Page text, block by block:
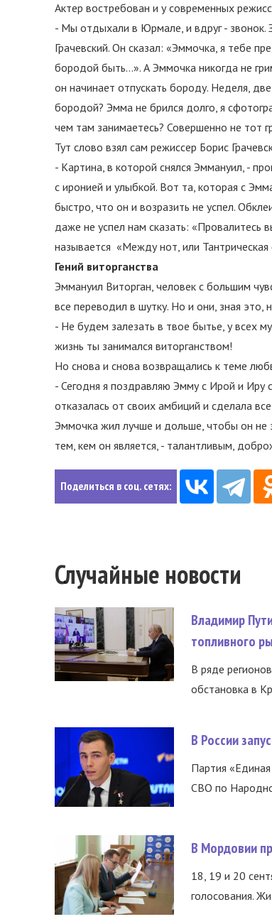
Актер востребован и у современных
- Мы отдыхали в Юрмале, и вдруг - звонок.
Грачевский. Он сказал: «Эммочка, я тебе
бородой быть…». А Эммочка никогда не
он начинает отпускать бороду. Неделя,
бородой? Эмма не брился долго, я
чем там занимаетесь? Совершенно не тот
Тут слово взял сам режиссер Борис
- Картина, в которой снялся Эммануил, -
с иронией и улыбкой. Вот та, которая с
быстро, что он и возразить не успел.
даже не успел нам сказать:
называется «Между нот, или
Гений виторганства
Эммануил Виторган, человек с большим
все переводил в шутку. Но и они, зная это,
- Не будем залезать в твое бытье, у всех
жизнь ты занимался виторганством!
Но снова и снова возвращались к теме
- Сегодня я поздравляю Эмму с Ирой и Иру
отказалась от своих амбиций и сделала
Эммочка жил лучше и дольше, чтобы он не
тем, кем он является, - талантливым,
Поделиться в соц. сетях:
Случайные новости
Владимир
топливного
В ряде
обстановка в
В России
Партия
СВО по
В Мордовии
18, 19 и 20
голосования.